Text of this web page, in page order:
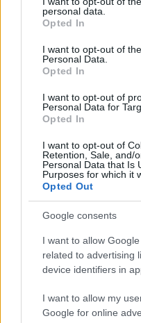
grant or deny consent to
use your data for below
consent section.
personal data.
Opted In
I want to opt-out of
Personal Data.
Opted In
I want to opt-out of
Personal Data for
Opted In
I want to opt-out of
Retention, Sale, and/
Personal Data that Is
Purposes for which it
Opted Out
Google consents
I want to allow
related to advertising
device identifiers in
I want to allow my
Google for online
Helyi hírek
Amire többmillióan
csökken a riasztás
MAGYAR ÉPÍTŐK